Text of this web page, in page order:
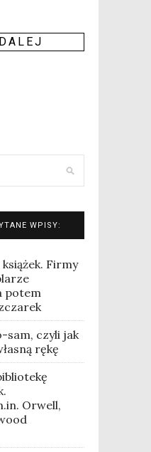
WPISY:
Firmy
potem
sam, czyli jak
rękę
Orwell,